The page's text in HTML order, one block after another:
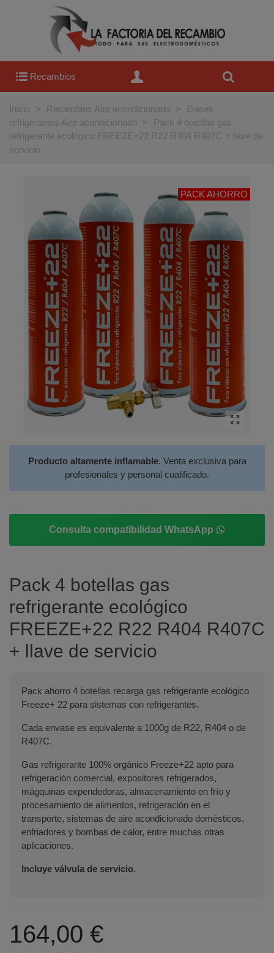
Recambios
Inicio > Recambios Aire acondicionado >
Gases
refrigerantes Aire acondicionado
>
Pack 4 botellas gas
refrigerante ecológico FREEZE+22 R22 R404 R407C + llave de
servicio
PACK AHORRO
Producto altamente inflamable. Venta exclusiva para
profesionales y personal cualificado.
Consulta compatibilidad WhatsApp
Pack 4 botellas gas
refrigerante ecológico
FREEZE+22 R22 R404 R407C
+ llave de servicio
Pack ahorro 4 botellas recarga gas refrigerante ecológico
Freeze+ 22 para sistemas con refrigerantes.
Cada envase es equivalente a 1000g de R22, R404 o de
R407C.
Gas refrigerante 100% orgánico Freeze+22 apto para
refrigeración comercial, expositores refrigerados,
mágquinas expendedoras, almacenamiento en frío y
procesamiento de alimentos, refrigeración en el
transporte, sistemas de aire acondicionado domésticos,
enfriadores y bombas de calor, entre muchas otras
aplicaciones.
Incluye válvula de servicio.
164,00 €